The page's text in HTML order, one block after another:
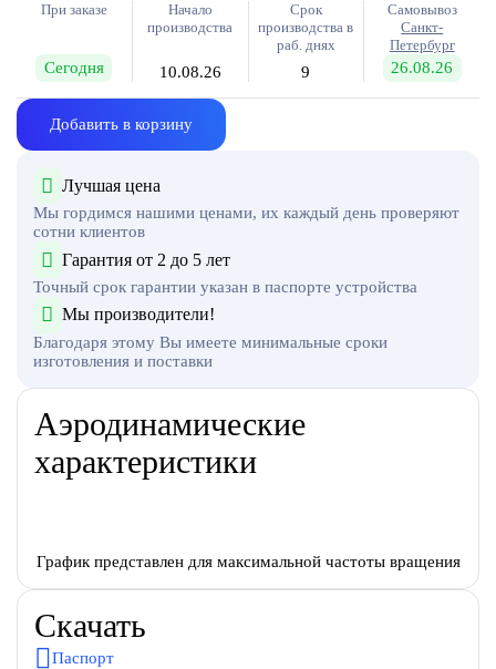
При заказе
Сегодня
Начало
производства
10.08.26
Срок
производства в
раб. днях
9
Самовывоз
Санкт-
Петербург
26.08.26
Добавить в корзину
Лучшая цена
Мы гордимся нашими ценами, их каждый день проверяют
сотни клиентов
Гарантия от 2 до 5 лет
Точный срок гарантии указан в паспорте устройства
Мы производители!
Благодаря этому Вы имеете минимальные сроки
изготовления и поставки
Аэродинамические
характеристики
График представлен для максимальной частоты вращения
Скачать
Паспорт